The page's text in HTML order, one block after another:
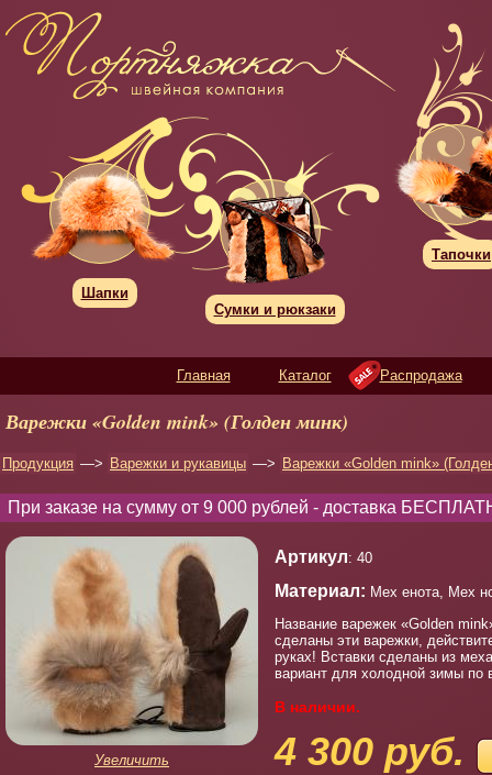
Шапки
Сумки и рюкзаки
Тапочки
Главная Каталог Распродажа
Варежки «Golden mink» (Голден минк)
Продукция —> Варежки и рукавицы —> Варежки «Golden mink»
При заказе на сумму от 9 000 рублей - доставка
Увеличить
Артикул: 40
Материал: Мех енота, Мех
Название варежек «Golden
сделаны эти варежки,
руках! Вставки сделаны из
вариант для холодной зимы по
В наличии.
4 300 руб.